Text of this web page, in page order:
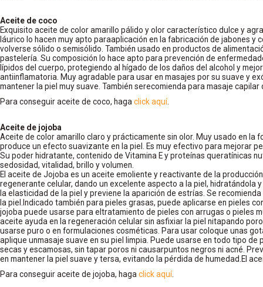
Aceite de coco
Exquisito aceite de color amarillo pálido y olor característico dulce y
láurico lo hacen muy apto paraaplicación en la fabricación de jabones y
volverse sólido o semisólido. También usado en productos de
pastelería. Su composición lo hace apto para prevención de
lípidos del cuerpo, protegiendo al hígado de los daños del alcohol y
antiinflamatoria. Muy agradable para usar en masajes por su suave y
mantener la piel muy suave. También serecomienda para masaje
Para conseguir aceite de coco, haga click aquí.
Aceite de jojoba
Aceite de color amarillo claro y prácticamente sin olor. Muy usado en la
produce un efecto suavizante en la piel. Es muy efectivo para mejorar
Su poder hidratante, contenido de Vitamina E y proteínas queratínicas
sedosidad, vitalidad, brillo y volumen.
El aceite de Jojoba es un aceite emoliente y reactivante de la
regenerante celular, dando un excelente aspecto a la piel, hidratándola
la elasticidad de la piel y previene la aparición de estrías. Se
la piel.Indicado también para pieles grasas, puede aplicarse en pieles
jojoba puede usarse para eltratamiento de pieles con arrugas o pieles
aceite ayuda en la regeneración celular sin asfixiar la piel nitapando
usarse puro o en formulaciones cosméticas. Para usar coloque unas
aplique unmasaje suave en su piel limpia. Puede usarse en todo tipo de
secas y escamosas, sin tapar poros ni causarpuntos negros ni acné.
en mantener la piel suave y tersa, evitando la pérdida de humedad.El
Para conseguir aceite de jojoba, haga click aquí.